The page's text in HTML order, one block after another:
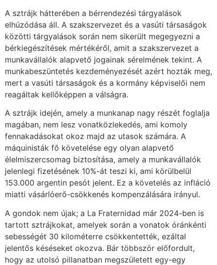
A sztrájk hátterében a bérrendezési tárgyalások
elhúzódása áll. A szakszervezet és a vasúti társaságok
közötti tárgyalások során nem sikerült megegyezni a
bérkiegészítések mértékéről, amit a szakszervezet a
munkavállalók alapvető jogainak sérelmének tekint. A
munkabeszüntetés kezdeményezését azért hozták meg,
mert a vasúti társaságok és a kormány képviselői nem
reagáltak kellőképpen a válságra.
A sztrájk idején, amely a munkanap nagy részét foglalja
magában, nem lesz vonatközlekedés, ami komoly
fennakadásokat okoz majd az utasok számára. A
máquinisták fő követelése egy olyan alapvető
élelmiszercsomag biztosítása, amely a munkavállalók
jelenlegi fizetésének 10%-át teszi ki, ami körülbelül
153.000 argentin pesót jelent. Ez a követelés az infláció
miatti vásárlóerő-csökkenés kompenzálására irányul.
A gondok nem újak; a La Fraternidad már 2024-ben is
tartott sztrájkokat, amelyek során a vonatok óránkénti
sebességét 30 kilométerre csökkentették, ezáltal
jelentős késéseket okozva. Bár többször előfordult,
hogy az utolsó pillanatban megszületett egy-egy